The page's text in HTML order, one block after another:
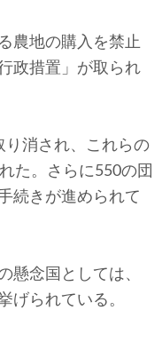
農地の購入を禁止
政措置」が取られ
消され、これらの
た。さらに550の団
続きが進められて
懸念国としては、
げられている。